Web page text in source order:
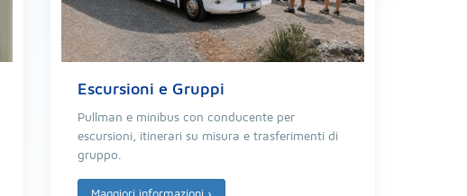
Escursioni e Gruppi
Pullman e minibus con conducente per
escursioni, itinerari su misura e trasferimenti di
gruppo.